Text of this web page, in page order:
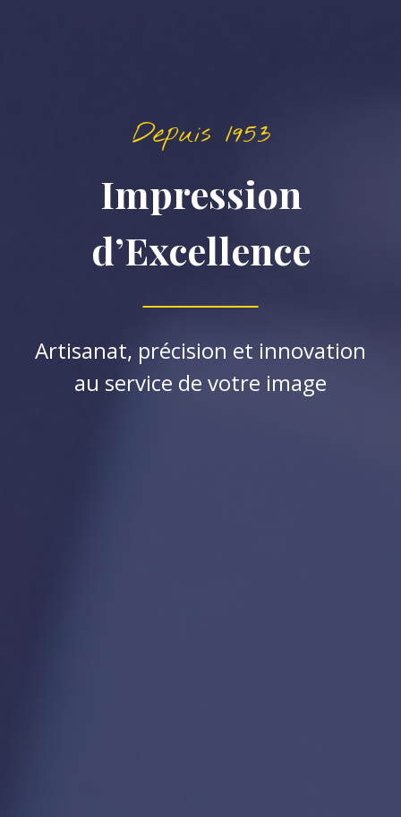
Depuis 1953
Impression
d’Excellence
Artisanat, précision et innovation
au service de votre image